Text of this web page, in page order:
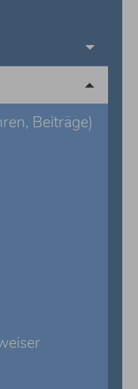
Beiträge)